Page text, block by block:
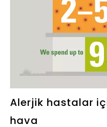
Parçacık H13 Anti virüs
Ev Hepa Hava Temizleme
UVC Hava Arıtma
Masaüstü Hava Arıtma
Sor